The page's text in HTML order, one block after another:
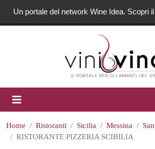
Un portale del network Wine Idea. Scopri
Home Ristoranti Sicilia Messina
RISTORANTE PIZZERIA SCIBILIA